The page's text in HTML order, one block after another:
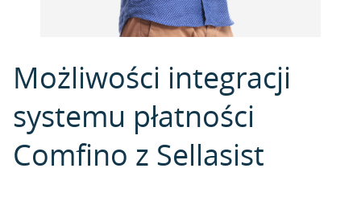
Możliwości integracji
systemu płatności
Comfino z Sellasist